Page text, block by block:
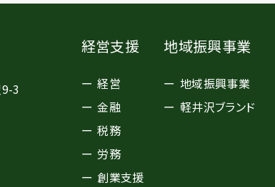
3
経営支援
経営
金融
税務
労務
創業支援
地域振興事業
地域振興事業
軽井沢ブランド